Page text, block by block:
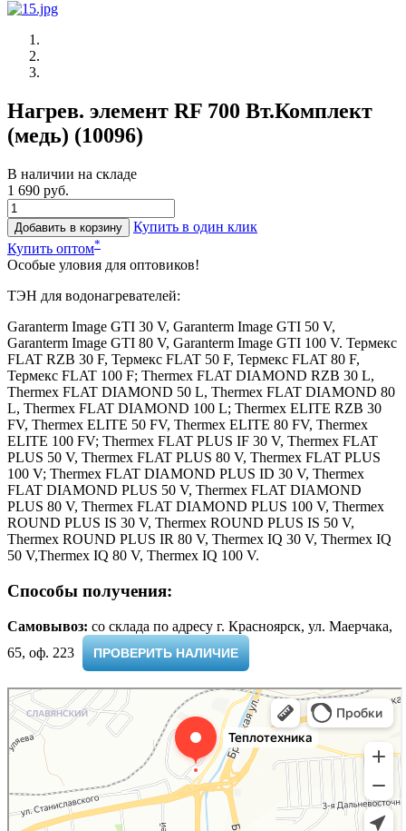
Нагрев. элемент RF 700 Вт.Комплект
(медь) (10096)
В наличии на складе
1 690 руб.
Добавить в корзину
Купить в один клик
Купить оптом*
Особые уловия для оптовиков!
ТЭН для водонагревателей:
Garanterm Image GTI 30 V, Garanterm Image GTI 50 V,
Garanterm Image GTI 80 V, Garanterm Image GTI 100 V. Термекс
FLAT RZB 30 F, Термекс FLAT 50 F, Термекс FLAT 80 F,
Термекс FLAT 100 F; Thermex FLAT DIAMOND RZB 30 L,
Thermex FLAT DIAMOND 50 L, Thermex FLAT DIAMOND 80
L, Thermex FLAT DIAMOND 100 L; Thermex ELITE RZB 30
FV, Thermex ELITE 50 FV, Thermex ELITE 80 FV, Thermex
ELITE 100 FV; Thermex FLAT PLUS IF 30 V, Thermex FLAT
PLUS 50 V, Thermex FLAT PLUS 80 V, Thermex FLAT PLUS
100 V; Thermex FLAT DIAMOND PLUS ID 30 V, Thermex
FLAT DIAMOND PLUS 50 V, Thermex FLAT DIAMOND
PLUS 80 V, Thermex FLAT DIAMOND PLUS 100 V, Thermex
ROUND PLUS IS 30 V, Thermex ROUND PLUS IS 50 V,
Thermex ROUND PLUS IR 80 V, Thermex IQ 30 V, Thermex IQ
50 V,Thermex IQ 80 V, Thermex IQ 100 V.
Способы получения:
Самовывоз: cо склада по адресу г. Красноярск, ул. Маерчака,
65, оф. 223 ​
ПРОВЕРИТЬ НАЛИЧИЕ